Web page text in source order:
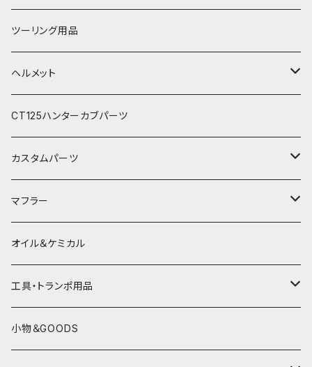
アライヘルメット
SHOEI
OGKカブト
HJC
秋冬ライディングジャケット
電熱ウェア
秋冬ライディングパンツ
秋冬防寒インナーウェア
レザーウェア
プロテクター＆小物
電熱ウェア
インナーウェア
グローブ
メッシュグローブ
秋冬防風防寒グローブ
電熱グローブ
ライディングブーツ
ライディングシューズ
ツーリング用品
ヘルメット
フルフェイスヘルメット
オープンフェイスヘルメット
パーツ&小物
CT125ハンターカブパーツ
カスタムパーツ
HONDA
YAMAHA
SUZUKI
KAWASAKI
マフラー
HONDA
YAMAHA
SUZUKI
オイル＆ケミカル
工具・トランポ用品
充電器
小物＆GOODS